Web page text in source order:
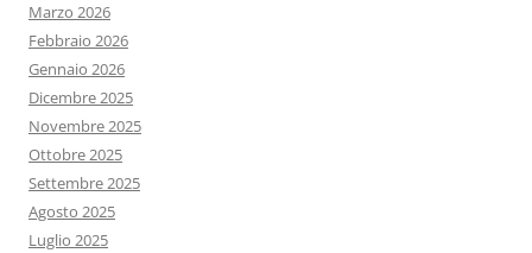
Marzo 2026
Febbraio 2026
Gennaio 2026
Dicembre 2025
Novembre 2025
Ottobre 2025
Settembre 2025
Agosto 2025
Luglio 2025